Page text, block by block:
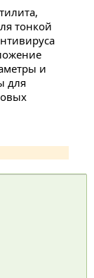
тонкой
и
для